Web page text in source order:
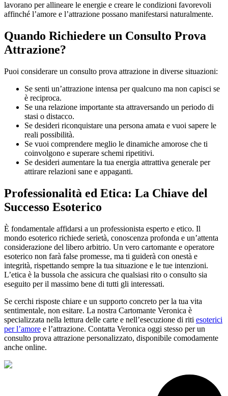
lavorano per allineare le energie e creare le condizioni favorevoli
affinché l’amore e l’attrazione possano manifestarsi naturalmente.
Quando Richiedere un Consulto Prova
Attrazione?
Puoi considerare un consulto prova attrazione in diverse situazioni:
Se senti un’attrazione intensa per qualcuno ma non capisci se
è reciproca.
Se una relazione importante sta attraversando un periodo di
stasi o distacco.
Se desideri riconquistare una persona amata e vuoi sapere le
reali possibilità.
Se vuoi comprendere meglio le dinamiche amorose che ti
coinvolgono e superare schemi ripetitivi.
Se desideri aumentare la tua energia attrattiva generale per
attirare relazioni sane e appaganti.
Professionalità ed Etica: La Chiave del
Successo Esoterico
È fondamentale affidarsi a un professionista esperto e etico. Il
mondo esoterico richiede serietà, conoscenza profonda e un’attenta
considerazione del libero arbitrio. Un vero cartomante e operatore
esoterico non farà false promesse, ma ti guiderà con onestà e
integrità, rispettando sempre la tua situazione e le tue intenzioni.
L’etica è la bussola che assicura che qualsiasi rito o consulto sia
eseguito per il massimo bene di tutti gli interessati.
Se cerchi risposte chiare e un supporto concreto per la tua vita
sentimentale, non esitare. La nostra Cartomante Veronica è
specializzata nella lettura delle carte e nell’esecuzione di riti esoterici
per l’amore e l’attrazione. Contatta Veronica oggi stesso per un
consulto prova attrazione personalizzato, disponibile comodamente
anche online.